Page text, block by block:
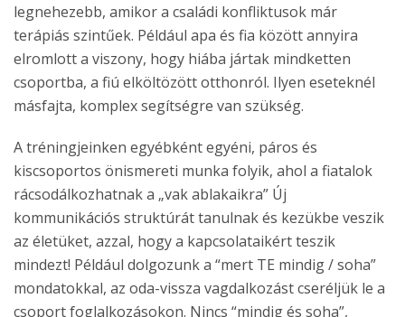
legnehezebb, amikor a családi konfliktusok már
terápiás szintűek. Például apa és fia között annyira
elromlott a viszony, hogy hiába jártak mindketten
csoportba, a fiú elköltözött otthonról. Ilyen eseteknél
másfajta, komplex segítségre van szükség.
A tréningjeinken egyébként egyéni, páros és
kiscsoportos önismereti munka folyik, ahol a fiatalok
rácsodálkozhatnak a „vak ablakaikra” Új
kommunikációs struktúrát tanulnak és kezükbe veszik
az életüket, azzal, hogy a kapcsolataikért teszik
mindezt! Például dolgozunk a “mert TE mindig / soha”
mondatokkal, az oda-vissza vagdalkozást cseréljük le a
csoport foglalkozásokon. Nincs “mindig és soha”,